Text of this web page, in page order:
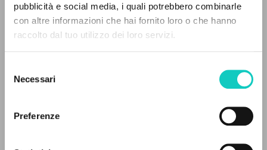
pubblicità e social media, i quali potrebbero combinarle
con altre informazioni che hai fornito loro o che hanno
raccolto dal tuo utilizzo dei loro servizi.
delNecessari
Preferenze
Giussani LuigiAutor
2001
RESULTADOS SUCESIVOS